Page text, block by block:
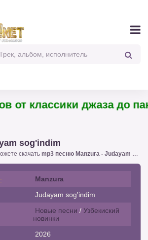
классики джаза до
sog'indim
скачать mp3 песню Manzura - Judayam sog'indim
Manzura
Judayam sog'indim
Новые песни / Узбекиский
новинки
2026